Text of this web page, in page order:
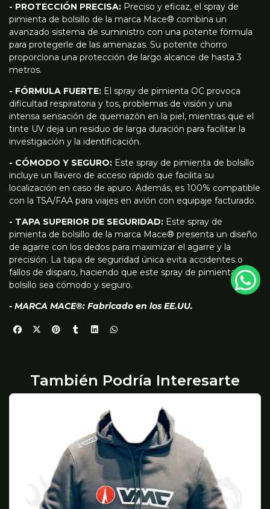
- PROTECCIÓN PRECISA: Preciso y eficaz, el spray de
pimienta de bolsillo de la marca Mace® combina un
avanzado sistema de suministro con una potente fórmula
para protegerle de las amenazas. Su potente chorro
proporciona una protección de largo alcance de hasta 3
metros.
- FÓRMULA FUERTE: El spray de pimienta OC provoca
dificultad respiratoria y tos, problemas de visión y una
intensa sensación de quemazón en la piel, mientras que el
tinte UV deja un residuo de larga duración para facilitar la
investigación y la identificación.
- CÓMODO Y SEGURO: Este spray de pimienta de bolsillo
incluye un llavero de acceso rápido que facilita su
localización en caso de apuro. Además, es 100% compatible
con la TSA/FAA para viajes en avión con equipaje facturado.
- TAPA SUPERIOR DE SEGURIDAD: Este spray de
pimienta de bolsillo de la marca Mace® presenta un diseño
de agarre con los dedos para maximizar el agarre y la
precisión. La tapa de seguridad única evita accidentes o
fallos de disparo, haciendo que este spray de pimienta de
bolsillo sea cómodo y seguro.
- MARCA MACE®: Fabricado en los EE.UU.
También Podría Interesarte